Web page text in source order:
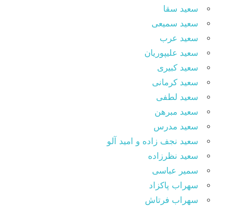
سعید سقا
سعید سمیعی
سعید عرب
سعید علیپوریان
سعید کبیری
سعید کرمانی
سعید لطفی
سعید مبرهن
سعید مدرس
سعید نجف زاده و امید آلو
سعید نظرزاده
سمیر عباسی
سهراب پاکزاد
سهراب فرتاش